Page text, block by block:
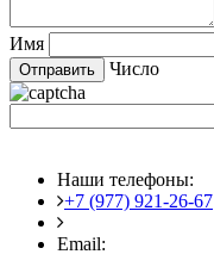
Имя
Число
Наши телефоны:
+7 (977) 921-26-67
Email: